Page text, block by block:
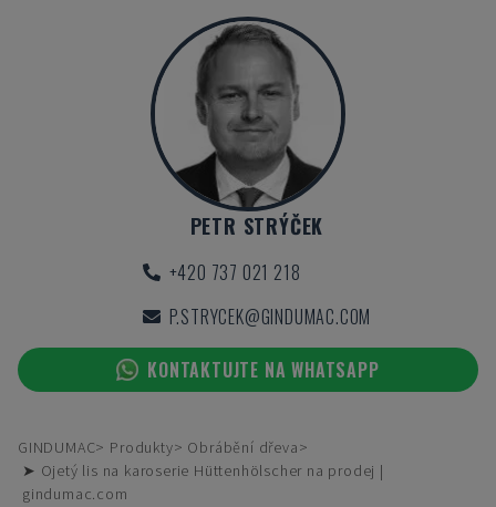
PETR STRÝČEK
+420 737 021 218
P.STRYCEK@GINDUMAC.COM
KONTAKTUJTE NA WHATSAPP
GINDUMAC Produkty
Obrábění dřeva
➤ Ojetý lis na karoserie Hüttenhölscher na prodej |
gindumac.com